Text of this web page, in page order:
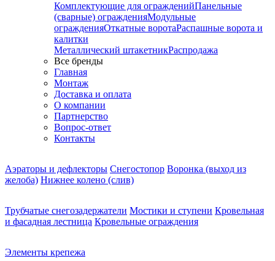
Комплектующие для огражденийПанельные
(сварные) огражденияМодульные
огражденияОткатные воротаРаспашные ворота и
калитки
Металлический штакетникРаспродажа
Все бренды
Главная
Монтаж
Доставка и оплата
О компании
Партнерство
Вопрос-ответ
Контакты
Аэраторы и дефлекторы Снегостопор Воронка (выход из
желоба) Нижнее колено (слив)
Трубчатые снегозадержатели Мостики и ступени Кровельная
и фасадная лестница Кровельные ограждения
Элементы крепежа